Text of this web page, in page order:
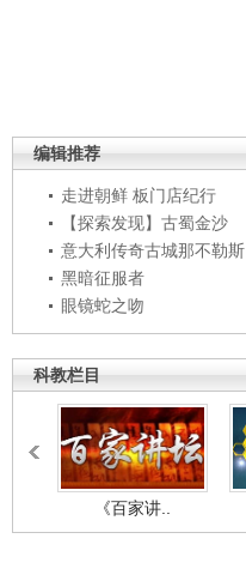
编辑推荐
走进朝鲜 板门店纪行
【探索发现】古蜀金沙
意大利传奇古城那不勒斯
黑暗征服者
眼镜蛇之吻
科教栏目
《百家讲..